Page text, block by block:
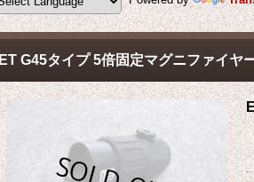
ET G45タイプ 5倍固定マグニファイヤ